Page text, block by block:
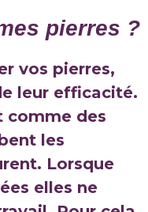
pierres ?
vos pierres,
leur efficacité.
comme des
les
Lorsque
elles ne